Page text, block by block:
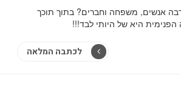
אנשים, משפחה וחברים? בתוך תוכך
היא של היותי לבד!!!
לכתבה המלאה